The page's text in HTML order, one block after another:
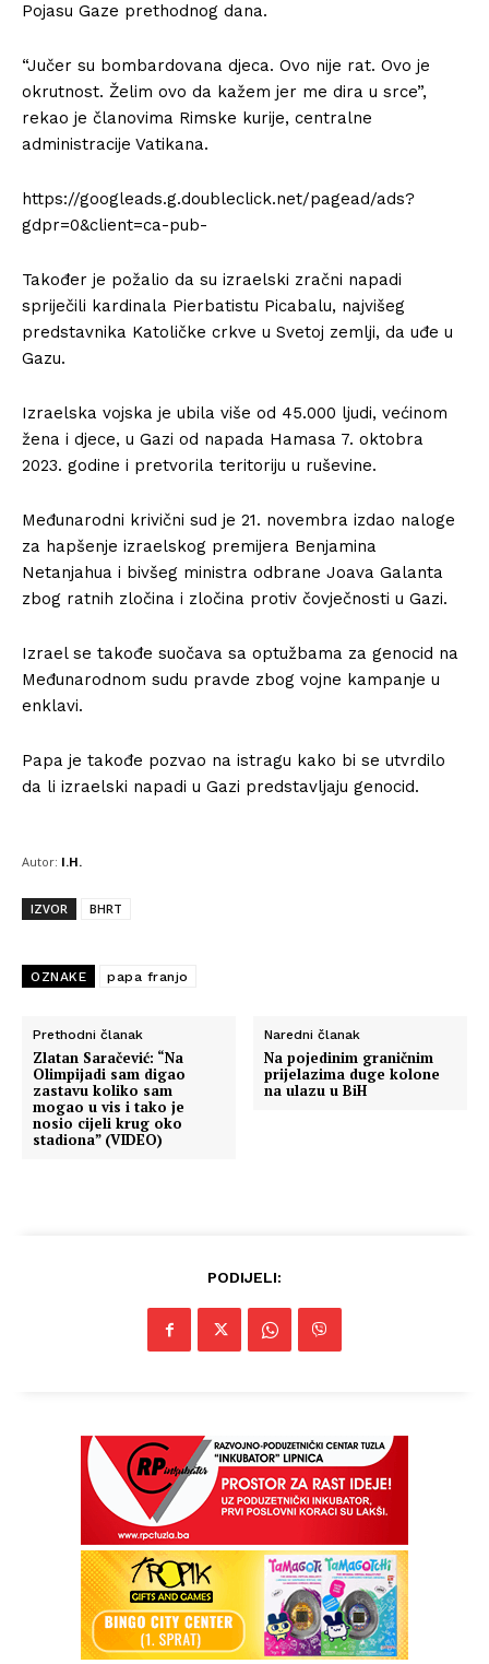
Pojasu Gaze prethodnog dana.
“Jučer su bombardovana djeca. Ovo nije rat. Ovo je
okrutnost. Želim ovo da kažem jer me dira u srce”,
rekao je članovima Rimske kurije, centralne
administracije Vatikana.
https://googleads.g.doubleclick.net/pagead/ads?
gdpr=0&client=ca-pub-
Također je požalio da su izraelski zračni napadi
spriječili kardinala Pierbatistu Picabalu, najvišeg
predstavnika Katoličke crkve u Svetoj zemlji, da uđe u
Gazu.
Izraelska vojska je ubila više od 45.000 ljudi, većinom
žena i djece, u Gazi od napada Hamasa 7. oktobra
2023. godine i pretvorila teritoriju u ruševine.
Međunarodni krivični sud je 21. novembra izdao naloge
za hapšenje izraelskog premijera Benjamina
Netanjahua i bivšeg ministra odbrane Joava Galanta
zbog ratnih zločina i zločina protiv čovječnosti u Gazi.
Izrael se takođe suočava sa optužbama za genocid na
Međunarodnom sudu pravde zbog vojne kampanje u
enklavi.
Papa je takođe pozvao na istragu kako bi se utvrdilo
da li izraelski napadi u Gazi predstavljaju genocid.
Autor: I.H.
IZVOR BHRT
OZNAKE papa franjo
Prethodni članak
Zlatan Saračević: “Na
Olimpijadi sam digao
zastavu koliko sam
mogao u vis i tako je
nosio cijeli krug oko
stadiona” (VIDEO)
Naredni članak
Na pojedinim graničnim
prijelazima duge kolone
na ulazu u BiH
PODIJELI: